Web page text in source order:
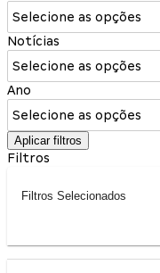
Selecione as opções
Notícias
Selecione as opções
Ano
Selecione as opções
Aplicar filtros
Filtros
Filtros Selecionados